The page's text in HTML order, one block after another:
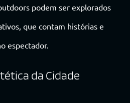
podem ser explorados
que contam histórias e
espectador.
da Cidade